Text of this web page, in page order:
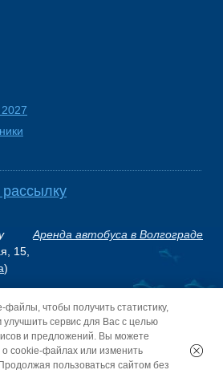
Аренда автобуса в Волгограде
15,
)
что данный интернет-сайт носит исключительно
и ни при каких условиях не является публичной
Статьи 437 (2) Гражданского кодекса РФ.
чтобы получить статистику,
улучшить сервис для Вас с целью
и предложений. Вы можете
cookie-файлах или изменить
пользоваться сайтом без